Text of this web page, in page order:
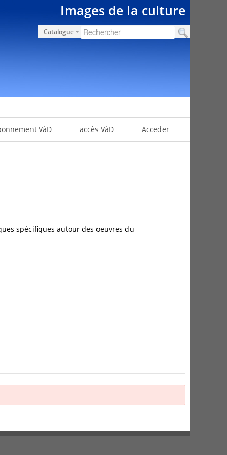
Images de la culture
Catalogue
VàD accès VàD Acceder
spécifiques autour des oeuvres du